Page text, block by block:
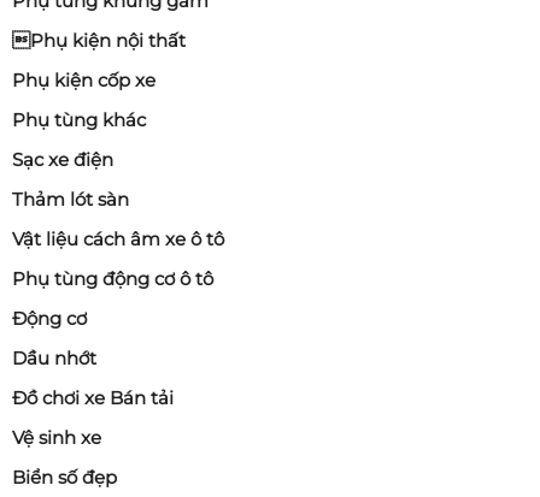
Phụ kiện nội thất
Phụ kiện cốp xe
Phụ tùng khác
Sạc xe điện
Thảm lót sàn
Vật liệu cách âm xe ô tô
Phụ tùng động cơ ô tô
Động cơ
Dầu nhớt
Đồ chơi xe Bán tải
Vệ sinh xe
Biển số đẹp